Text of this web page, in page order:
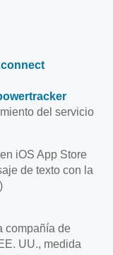
del servicio
iOS App Store
de texto con la
compañía de
UU., medida